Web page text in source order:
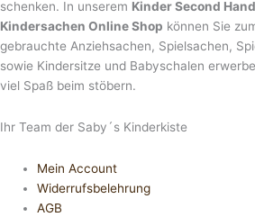
schenken. In unserem Kinder Second
Kindersachen Online Shop können Sie
gebrauchte Anziehsachen, Spiel­sachen,
sowie Kindersitze und Babyschalen
viel Spaß beim stöbern.
Ihr Team der Saby´s Kinderkiste
Mein Account
Widerrufsbelehrung
AGB